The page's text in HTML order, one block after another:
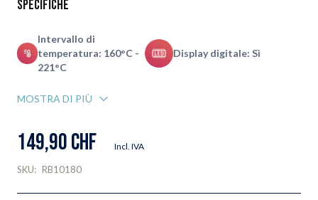
Specifiche
Intervallo di
temperatura: 160°C -
221°C
Display digitale: Sì
MOSTRA DI PIÙ
149,90 CHF Incl. IVA
SKU: RB10180